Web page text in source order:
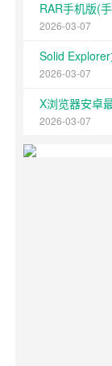
RAR手机版(
2026-03-07
Solid
2026-03-07
X浏览器安卓
2026-03-07